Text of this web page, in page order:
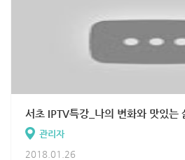
관리자
2018.01.26